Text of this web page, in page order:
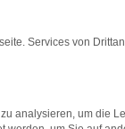
sind.
Services von
analysieren, um die